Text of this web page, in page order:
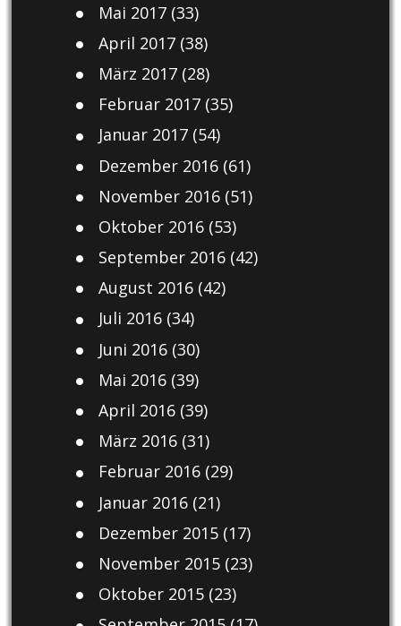
Mai 2017(33)
April 2017(38)
März 2017(28)
Februar 2017(35)
Januar 2017(54)
Dezember 2016(61)
November 2016(51)
Oktober 2016(53)
September 2016(42)
August 2016(42)
Juli 2016(34)
Juni 2016(30)
Mai 2016(39)
April 2016(39)
März 2016(31)
Februar 2016(29)
Januar 2016(21)
Dezember 2015(17)
November 2015(23)
Oktober 2015(23)